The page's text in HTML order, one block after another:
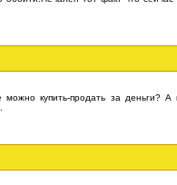
купить-продать за деньги? А